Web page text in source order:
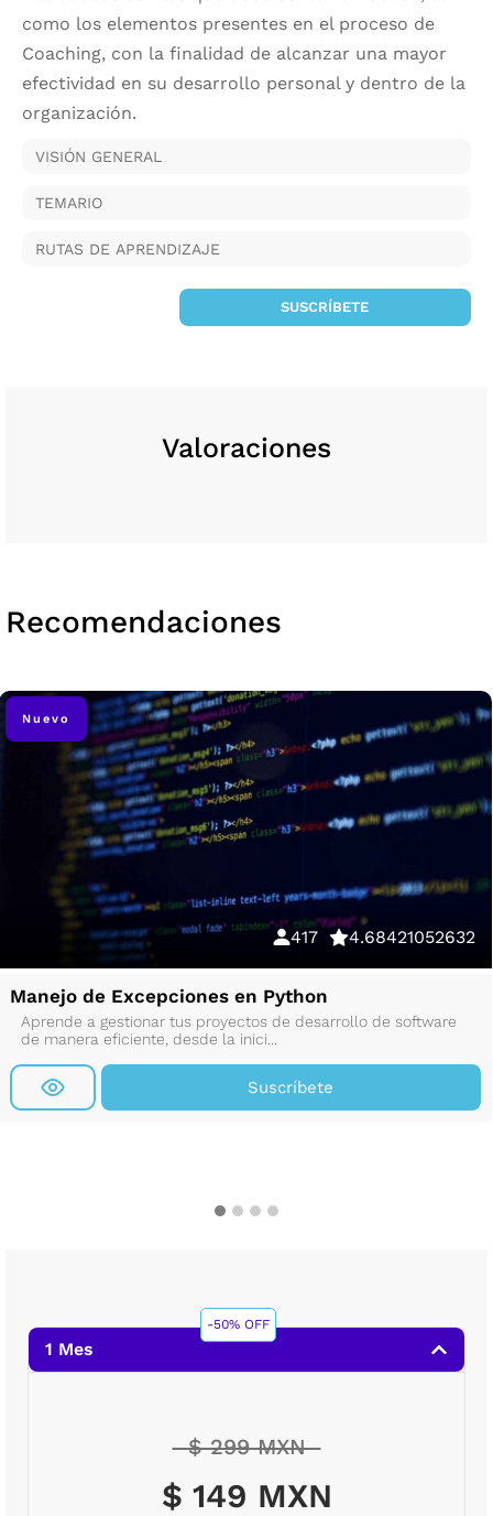
como los elementos presentes en el proceso de
Coaching, con la finalidad de alcanzar una mayor
efectividad en su desarrollo personal y dentro de la
organización.
VISIÓN GENERAL
TEMARIO
RUTAS DE APRENDIZAJE
SUSCRÍBETE
Valoraciones
Recomendaciones
Nuevo
417 4.68421052632
Manejo de Excepciones en Python
Aprende a gestionar tus proyectos de desarrollo de software
de manera eficiente, desde la inici...
Suscríbete
-50% OFF
1 Mes
$ 299 MXN
$ 149 MXN